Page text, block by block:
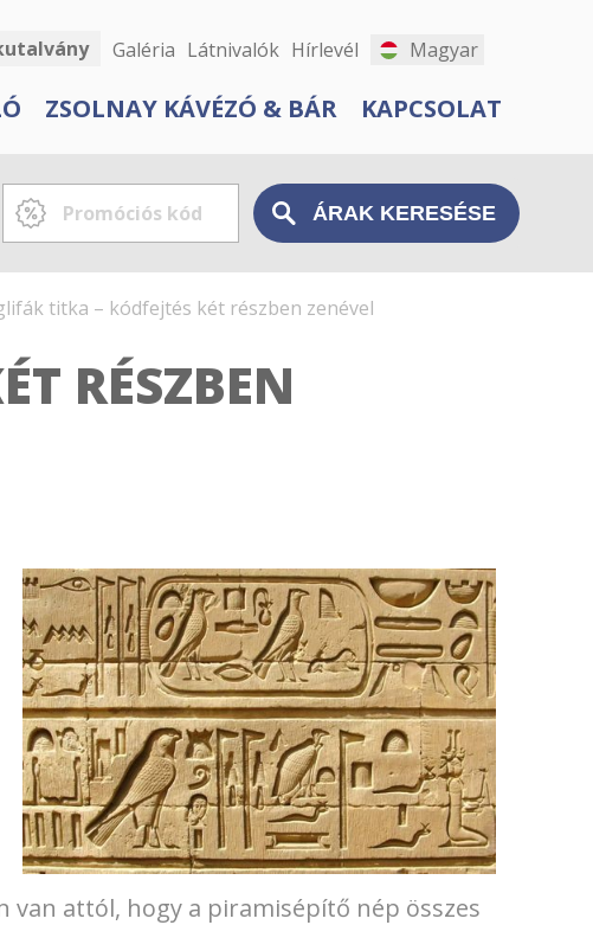
Galéria Látnivalók Hírlevél Magyar
ZSOLNAY KÁVÉZÓ & BÁR KAPCSOLAT
titka – kódfejtés két részben zenével
RÉSZBEN
attól, hogy a piramisépítő nép összes